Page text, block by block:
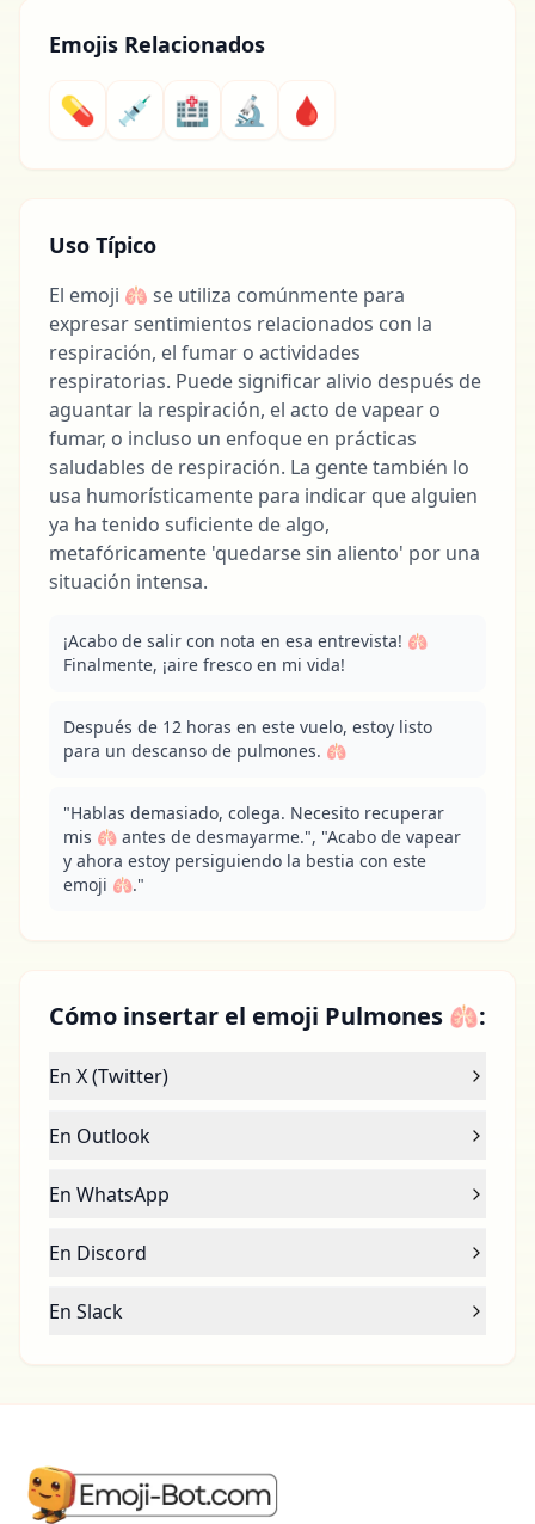
Emojis Relacionados
💊 💉 🏥 🔬 🩸
Uso Típico
El emoji 🫁 se utiliza comúnmente para
expresar sentimientos relacionados con la
respiración, el fumar o actividades
respiratorias. Puede significar alivio después de
aguantar la respiración, el acto de vapear o
fumar, o incluso un enfoque en prácticas
saludables de respiración. La gente también lo
usa humorísticamente para indicar que alguien
ya ha tenido suficiente de algo,
metafóricamente 'quedarse sin aliento' por una
situación intensa.
¡Acabo de salir con nota en esa entrevista! 🫁
Finalmente, ¡aire fresco en mi vida!
Después de 12 horas en este vuelo, estoy listo
para un descanso de pulmones. 🫁
"Hablas demasiado, colega. Necesito recuperar
mis 🫁 antes de desmayarme.", "Acabo de vapear
y ahora estoy persiguiendo la bestia con este
emoji 🫁."
Cómo insertar el emoji Pulmones 🫁:
En X (Twitter)
En Outlook
En WhatsApp
En Discord
En Slack